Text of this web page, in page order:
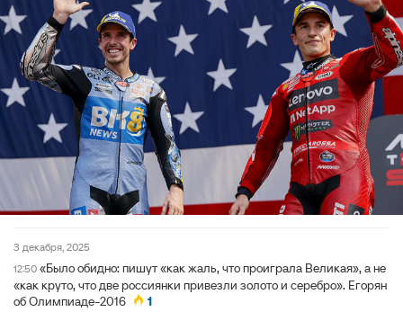
3 декабря, 2025
12:50 «Было обидно: пишут «как жаль, что проиграла Великая», а не
«как круто, что две россиянки привезли золото и серебро». Егорян
об Олимпиаде-2016
1